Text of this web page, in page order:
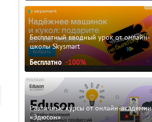
Бесплатный вводный урок от онлайн-
школы Skysmart
Бесплатно -100%
Различные курсы от онлайн-академии
«Эдюсон»